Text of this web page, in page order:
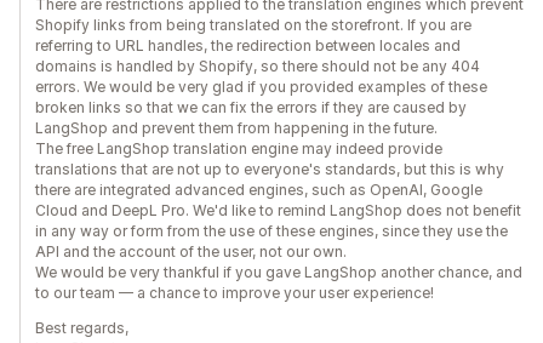
There are restrictions applied to the translation engines which prevent
Shopify links from being translated on the storefront. If you are
referring to URL handles, the redirection between locales and
domains is handled by Shopify, so there should not be any 404
errors. We would be very glad if you provided examples of these
broken links so that we can fix the errors if they are caused by
LangShop and prevent them from happening in the future.
The free LangShop translation engine may indeed provide
translations that are not up to everyone's standards, but this is why
there are integrated advanced engines, such as OpenAI, Google
Cloud and DeepL Pro. We'd like to remind LangShop does not benefit
in any way or form from the use of these engines, since they use the
API and the account of the user, not our own.
We would be very thankful if you gave LangShop another chance, and
to our team — a chance to improve your user experience!
Best regards,